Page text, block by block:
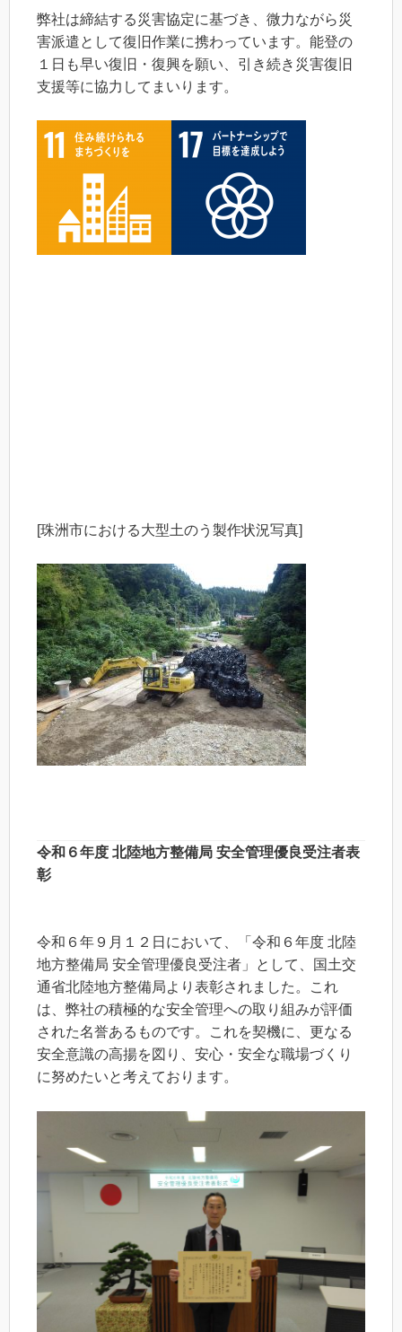
弊社は締結する災害協定に基づき、微力ながら災
害派遣として復旧作業に携わっています。能登の
１日も早い復旧・復興を願い、引き続き災害復旧
支援等に協力してまいります。
[珠洲市における大型土のう製作状況写真]
令和６年度 北陸地方整備局 安全管理優良受注者表
彰
令和６年９月１２日において、「令和６年度 北陸
地方整備局 安全管理優良受注者」として、国土交
通省北陸地方整備局より表彰されました。これ
は、弊社の積極的な安全管理への取り組みが評価
された名誉あるものです。これを契機に、更なる
安全意識の高揚を図り、安心・安全な職場づくり
に努めたいと考えております。